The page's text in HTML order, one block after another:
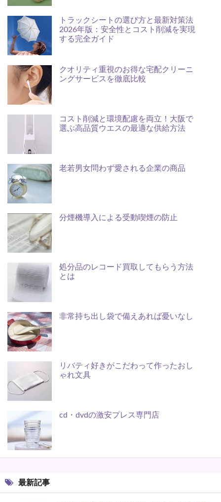
トラックシートの選び方と最新対策法
2026年版：安全性とコスト削減を実現
する完全ガイド
クオリティ重視のお得な宅配クリーニ
ングサービスを徹底比較
コスト削減と環境配慮を両立！大阪で
選ぶ高品質ウエスの最適な供給方法
老若男女問わず愛される企業の商品
分煙機導入による受動喫煙の防止
処分品のレコード買取してもらう方法
とは
非常持ち出し袋で備えあれば憂いなし
リバティ好きがこだわって作ったおし
ゃれ文具
cd・dvdの激安プレス専門店
最新記事